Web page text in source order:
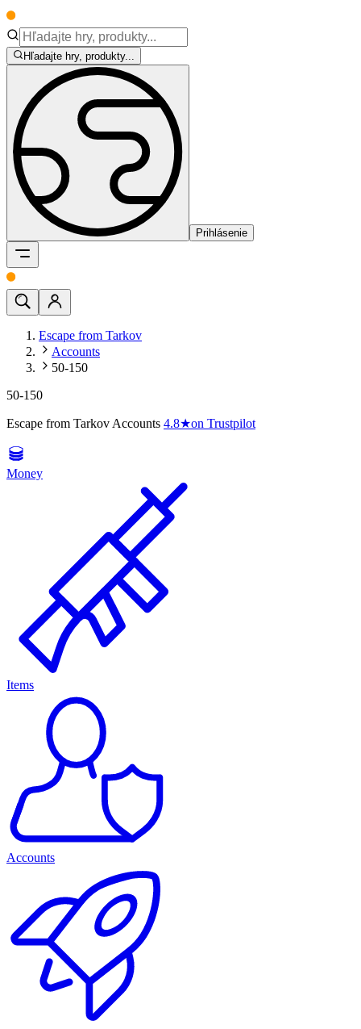
Hľadajte hry, produkty...
Prihlásenie
Escape from Tarkov
Accounts
50-150
50-150
Escape from Tarkov Accounts 4.8★on Trustpilot
Money
Items
Accounts